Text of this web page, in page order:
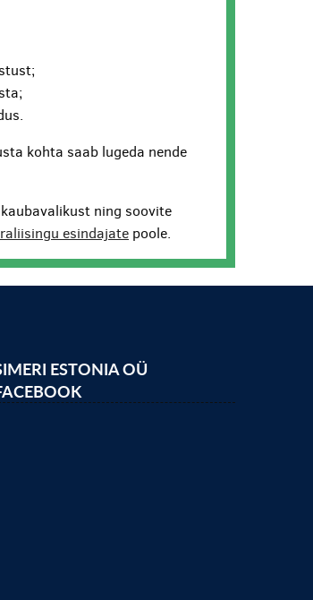
kohta saab lugeda nende
ning soovite
esindajate poole.
ESTONIA OÜ